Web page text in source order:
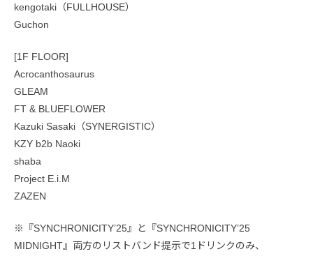
kengotaki（FULLHOUSE）
Guchon
[1F FLOOR]
Acrocanthosaurus
GLEAM
FT & BLUEFLOWER
Kazuki Sasaki（SYNERGISTIC）
KZY b2b Naoki
shaba
Project E.i.M
ZAZEN
※『SYNCHRONICITY’25』と『SYNCHRONICITY’25
MIDNIGHT』両方のリストバンド提示で1ドリンクのみ、